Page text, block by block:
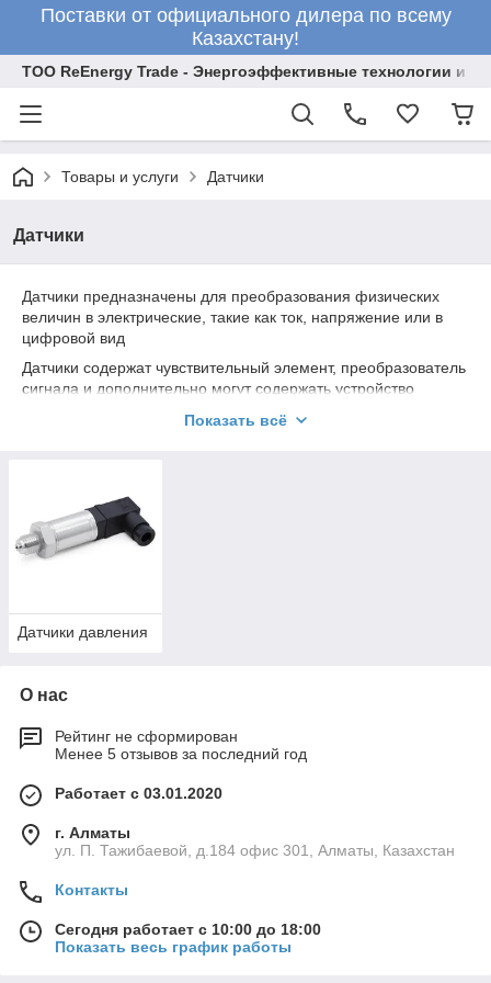
Поставки от официального дилера по всему
Казахстану!
ТОО ReEnergy Trade - Энергоэффективные технологии и
Товары и услуги Датчики
Датчики
Датчики предназначены для преобразования физических
величин в электрические, такие как ток, напряжение или в
цифровой вид
Датчики содержат чувствительный элемент, преобразователь
сигнала и дополнительно могут содержать устройство
- датчики температуры
- датчики освещения
- датчики уровня и другие
Показать всё
Датчики давления
О нас
Рейтинг не сформирован
Менее 5 отзывов за последний год
Работает с 03.01.2020
г. Алматы
ул. П. Тажибаевой, д.184 офис 301, Алматы, Казахстан
Контакты
Сегодня работает с 10:00 до 18:00
Показать весь график работы